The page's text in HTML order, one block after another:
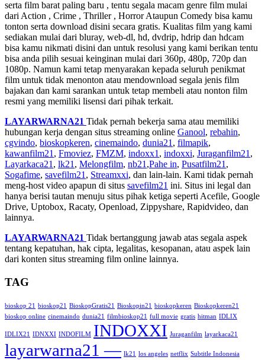
serta film barat paling baru , tentu segala macam genre film mulai
dari Action , Crime , Thriller , Horror Ataupun Comedy bisa kamu
tonton serta download disini secara gratis. Kualitas film yang kami
sediakan mulai dari bluray, web-dl, hd, dvdrip, hdrip dan hdcam
bisa kamu nikmati disini dan untuk resolusi yang kami berikan tentu
bisa anda pilih sesuai keinginan mulai dari 360p, 480p, 720p dan
1080p. Namun kami tetap menyarakan kepada seluruh penikmat
film untuk tidak menonton atau mendownload segala jenis film
bajakan dan kami sarankan untuk tetap membeli atau nonton film
resmi yang memiliki lisensi dari pihak terkait.
LAYARWARNA21 Tidak pernah bekerja sama atau memiliki
hubungan kerja dengan situs streaming online Ganool, rebahin,
cgvindo, bioskopkeren, cinemaindo, dunia21 , filmapik,
kawanfilm21 , Fmoviez, FMZM, indoxx1 , indoxxi, Juraganfilm21 ,
Layarkaca21 , lk21 , Melongfilm, nb21 ,Pahe in, Pusatfilm21 ,
Sogafime, savefilm21 , Streamxxi, dan lain-lain. Kami tidak pernah
meng-host video apapun di situs savefilm21 ini. Situs ini legal dan
hanya berisi tautan menuju situs pihak ketiga seperti Acefile, Google
Drive, Uptobox, Racaty, Openload, Zippyshare, Rapidvideo, dan
lainnya.
LAYARWARNA21 Tidak bertanggung jawab atas segala aspek
tentang kepatuhan, hak cipta, legalitas, kesopanan, atau aspek lain
dari konten situs streaming film online lainnya.
TAG
bioskop 21 bioskop21 BioskopGratis21 Bioskopin21 bioskopkeren Bioskopkeren21
bioskop online cinemaindo dunia21 filmbioskop21 full movie gratis hitman IDLIX
IDLIX21 IDNXXI INDOFILM INDOXXI Juraganfilm layarkaca21
layarwarna21 — lk21 los angeles netflix Subtitle Indonesia